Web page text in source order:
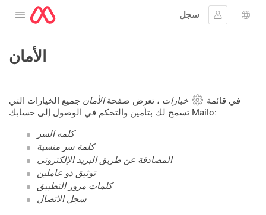
افتح القائمة
سجل
الدخولاللغة
الأمان
في قائمة خيارات ، تعرض صفحةالأمان جميع الخيارات التي
تسمح لك بتأمين والتحكم في الوصول إلى حسابك Mailo:
كلمه السر
كلمة سر منسية
المصادقة عن طريق البريد الإلكتروني
توثيق ذو عاملين
كلمات مرور التطبيق
سجل الاتصال